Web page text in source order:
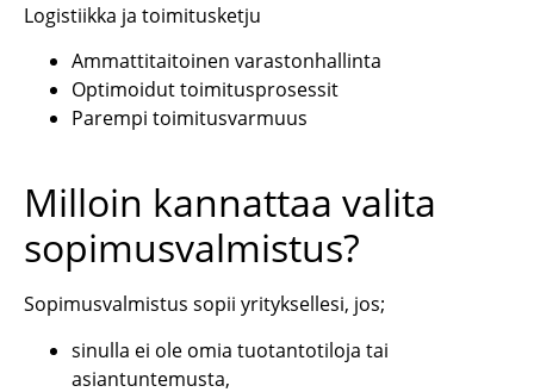
Logistiikka ja toimitusketju
Ammattitaitoinen varastonhallinta
Optimoidut toimitusprosessit
Parempi toimitusvarmuus
Milloin kannattaa valita
sopimusvalmistus?
Sopimusvalmistus sopii yrityksellesi, jos;
sinulla ei ole omia tuotantotiloja tai
asiantuntemusta,